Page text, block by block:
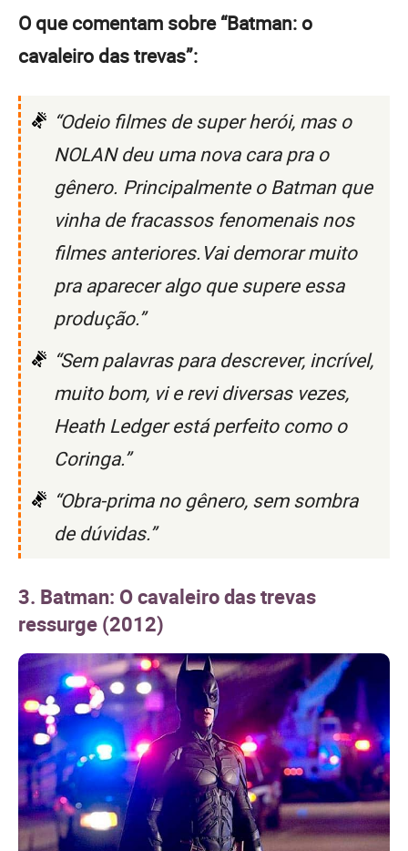
O que comentam sobre “Batman: o
cavaleiro das trevas”:
“Odeio filmes de super herói, mas o
NOLAN deu uma nova cara pra o
gênero. Principalmente o Batman que
vinha de fracassos fenomenais nos
filmes anteriores.Vai demorar muito
pra aparecer algo que supere essa
produção.”
“Sem palavras para descrever, incrível,
muito bom, vi e revi diversas vezes,
Heath Ledger está perfeito como o
Coringa.”
“Obra-prima no gênero, sem sombra
de dúvidas.”
3. Batman: O cavaleiro das trevas
ressurge (2012)